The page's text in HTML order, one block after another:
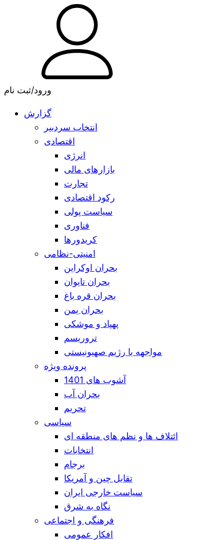
ورود/ثبت نام
گزارش
انتخاب سردبیر
اقتصادی
انرژی
بازارهای مالی
تجارت
رکود اقتصادی
سیاست پولی
فناوری
کریدورها
امنیتی-نظامی
بحران اوکراین
بحران تایوان
بحران قره باغ
بحران یمن
پهپاد و موشکی
تروریسم
مواجهه با رژیم صهیونیستی
پرونده ویژه
آشوب های 1401
بحران آب
تحریم
سیاسی
ائتلاف ها و نظم های منطقه ای
انتخابات
برجام
تقابل چین و آمریکا
سیاست خارجی ایران
نگاه به شرق
فرهنگی و اجتماعی
افکار عمومی